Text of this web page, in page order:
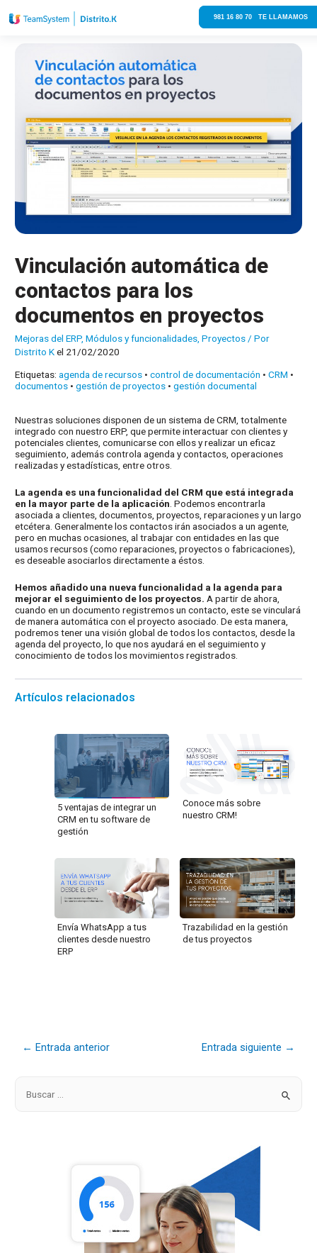
981 16 80 70 TE LLAMAMOS
Vinculación automática de
contactos para los
documentos en proyectos
Mejoras del ERP,Módulos y funcionalidades,Proyectos/ Por
Distrito Kel 21/02/2020
Etiquetas:agenda de recursos •control de documentación •CRM •
documentos •gestión de proyectos •gestión documental
Nuestras soluciones disponen de un sistema de CRM, totalmente
integrado con nuestro ERP, que permite interactuar con clientes y
potenciales clientes, comunicarse con ellos y realizar un eficaz
seguimiento, además controla agenda y contactos, operaciones
realizadas y estadísticas, entre otros.
La agenda es una funcionalidad del CRM que está integrada
en la mayor parte de la aplicación . Podemos encontrarla
asociada a clientes, documentos, proyectos, reparaciones y un largo
etcétera. Generalmente los contactos irán asociados a un agente,
pero en muchas ocasiones, al trabajar con entidades en las que
usamos recursos (como reparaciones, proyectos o fabricaciones),
es deseable asociarlos directamente a éstos.
Hemos añadido una nueva funcionalidad a la agenda para
mejorar el seguimiento de los proyectos. A partir de ahora,
cuando en un documento registremos un contacto, este se vinculará
de manera automática con el proyecto asociado. De esta manera,
podremos tener una visión global de todos los contactos, desde la
agenda del proyecto, lo que nos ayudará en el seguimiento y
conocimiento de todos los movimientos registrados.
Artículos relacionados
5 ventajas de integrar un
CRM en tu software de
gestión
Conoce más sobre
nuestro CRM!
Envía WhatsApp a tus
clientes desde nuestro
ERP
Trazabilidad en la gestión
de tus proyectos
← Entrada anterior Entrada siguiente →